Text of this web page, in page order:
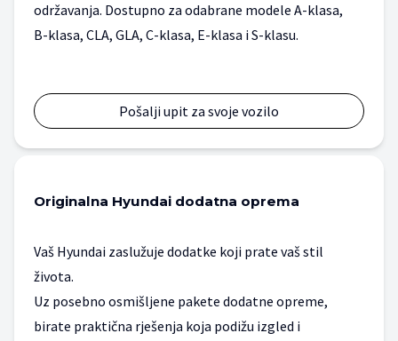
održavanja. Dostupno za odabrane modele A-klasa,
B-klasa, CLA, GLA, C-klasa, E-klasa i S-klasu.
Pošalji upit za svoje vozilo
Originalna Hyundai dodatna oprema
Vaš Hyundai zaslužuje dodatke koji prate vaš stil
života.
Uz posebno osmišljene pakete dodatne opreme,
birate praktična rješenja koja podižu izgled i